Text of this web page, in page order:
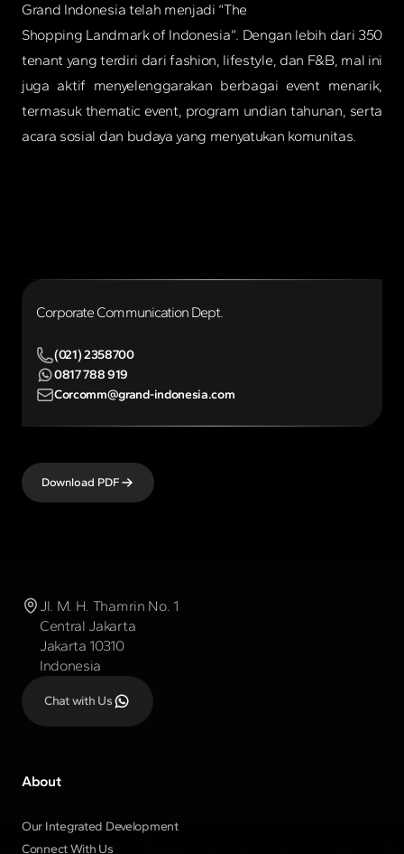
Grand Indonesia telah menjadi “The
Shopping Landmark of Indonesia”. Dengan lebih dari 350
tenant yang terdiri dari fashion, lifestyle, dan F&B, mal ini
juga aktif menyelenggarakan berbagai event menarik,
termasuk thematic event, program undian tahunan, serta
acara sosial dan budaya yang menyatukan komunitas.
Corporate Communication Dept.
(021) 2358700
0817 788 919
Corcomm@grand-indonesia.com
Download PDF
Jl. M. H. Thamrin No. 1
Central Jakarta
Jakarta 10310
Indonesia
Chat with Us
About
Our Integrated Development
Connect With Us